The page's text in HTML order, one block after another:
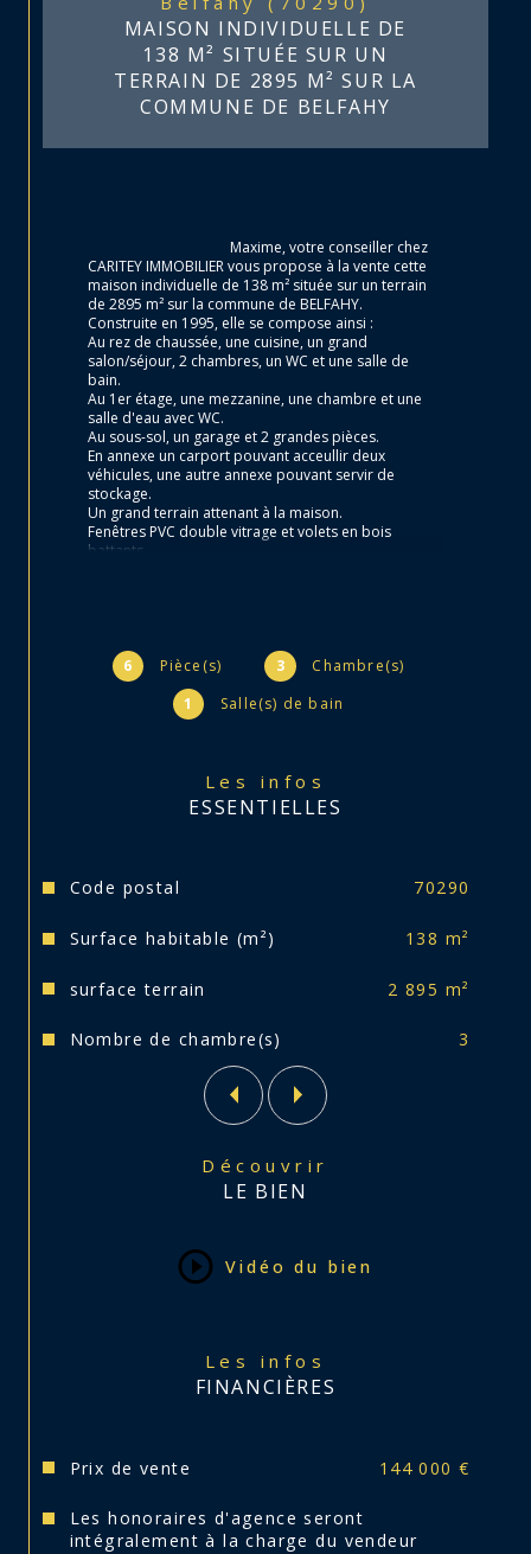
MAISON INDIVIDUELLE DE
138 M² SITUÉE SUR UN
TERRAIN DE 2895 M² SUR LA
COMMUNE DE BELFAHY
6 Pièce(s) 3
Chambre(s)
1
Salle(s) de bain
Les infos
ESSENTIELLES
Caractéristiques Valeurs
Code postal 70290
Surface habitable (m²) 138 m²
surface terrain 2 895 m²
Nombre de chambre(s) 3
CARITEY IMMOBILIER vous propose à la vente cette
maison individuelle de 138 m² située sur un terrain
de 2895 m² sur la commune de BELFAHY.
Construite en 1995, elle se compose ainsi :
Au rez de chaussée, une cuisine, un grand
salon/séjour, 2 chambres, un WC et une salle de
bain.
Au 1er étage, une mezzanine, une chambre et une
salle d'eau avec WC.
Au sous-sol, un garage et 2 grandes pièces.
En annexe un carport pouvant acceullir deux
véhicules, une autre annexe pouvant servir de
stockage.
Un grand terrain attenant à la maison.
Fenêtres PVC double vitrage et volets en bois
battants.
Taxe foncière: 348 euros.
Visite virtuelle disponible sur notre site.
Maxime, votre conseiller se tient à votre disposition
pour toutes questions. Réf: 3524-MAX
Découvrir
LE BIEN
Vidéo du bien
Les infos
FINANCIÈRES
Prix de vente 144 000 €
Les honoraires d'agence seront
intégralement à la charge du vendeur